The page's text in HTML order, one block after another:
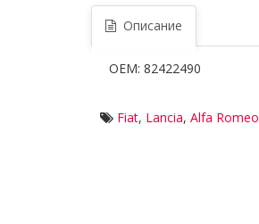
Описание
OEM: 82422490
Fiat, Lancia, Alfa Romeo